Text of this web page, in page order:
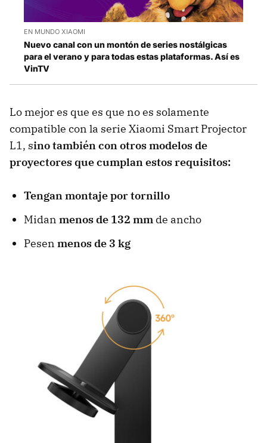
EN MUNDO XIAOMI
Nuevo canal con un montón de series nostálgicas
para el verano y para todas estas plataformas. Así es
VinTV
Lo mejor es que es que no es solamente
compatible con la serie Xiaomi Smart Projector
L1, sino también con otros modelos de
proyectores que cumplan estos requisitos:
Tengan montaje por tornillo
Midan menos de 132 mm de ancho
Pesen menos de 3 kg